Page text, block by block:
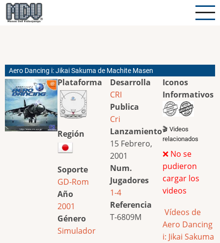
Pasar
al
Aero Dancing i: Jikai Sakuma de Machite Masen
Plataforma
Región
Soporte
GD-Rom
Año
2001
Género
Simulador
Desarrolla
CRI
Publica
Cri
Lanzamiento
15 Febrero,
2001
Num.
Jugadores
1-4
Referencia
T-6809M
Iconos
Informativos
🎬 Videos
relacionados
❌ No se
pudieron
cargar los
videos
Vídeos de
Aero Dancing
i: Jikai Sakuma